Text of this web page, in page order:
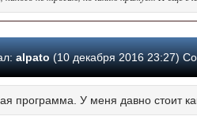
alpato(10 декабря 2016 23:27)
программа. У меня давно стоит